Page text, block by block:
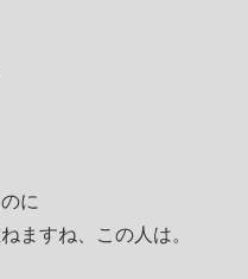
に
ますね、この人は。